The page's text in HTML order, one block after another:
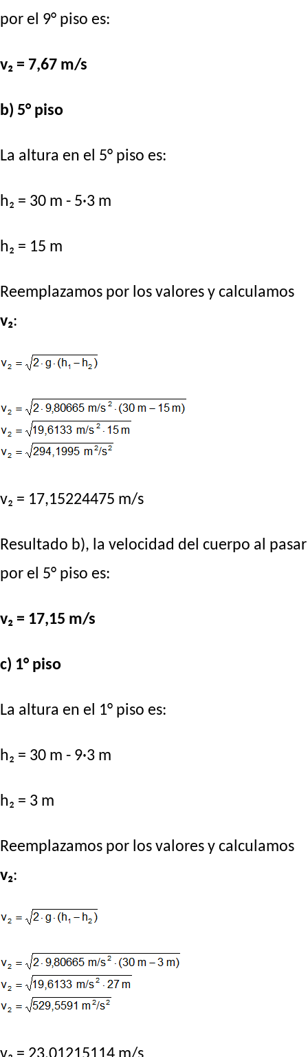
por el 9° piso es:
v₂ = 7,67 m/s
b) 5° piso
La altura en el 5° piso es:
h₂ = 30 m - 5·3 m
h₂ = 15 m
Reemplazamos por los valores y calculamos
v₂:
v₂ = 17,15224475 m/s
Resultado b), la velocidad del cuerpo al pasar
por el 5° piso es:
v₂ = 17,15 m/s
c) 1° piso
La altura en el 1° piso es:
h₂ = 30 m - 9·3 m
h₂ = 3 m
Reemplazamos por los valores y calculamos
v₂: